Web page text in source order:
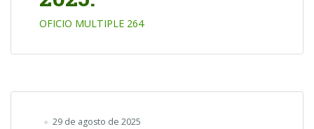
OFICIO MULTIPLE 264
29 de agosto de 2025